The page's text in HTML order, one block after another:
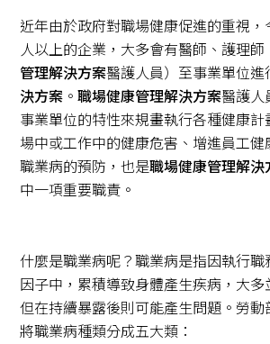
近年由於政府對職場健康促進的重視
人以上的企業，大多會有醫師、護理
管理解決方案醫護人員）至事業單位進
決方案 。職場健康管理解決方案醫護人
事業單位的特性來規畫執行各種健康
場中或工作中的健康危害、增進員工健
職業病的預防，也是職場健康管理解決
中一項重要職責。
什麼是職業病呢？職業病是指因執行
因子中，累積導致身體產生疾病，大多
但在持續暴露後則可能產生問題。勞
將職業病種類分成五大類：